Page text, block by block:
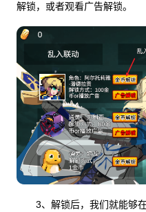
解锁，或者观看广告解锁。
3、解锁后，我们就能够